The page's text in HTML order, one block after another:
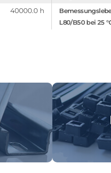
40000.0 h
L80/B50 bei 25